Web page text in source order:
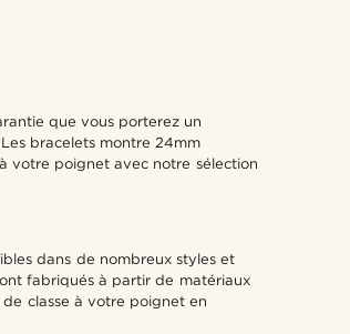
que vous porterez un
bracelets montre 24mm
votre poignet avec notre sélection
dans de nombreux styles et
fabriqués à partir de matériaux
classe à votre poignet en